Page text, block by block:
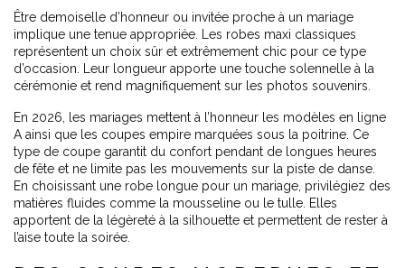
Être demoiselle d’honneur ou invitée proche à un mariage
implique une tenue appropriée. Les robes maxi classiques
représentent un choix sûr et extrêmement chic pour ce type
d’occasion. Leur longueur apporte une touche solennelle à la
cérémonie et rend magnifiquement sur les photos souvenirs.
En 2026, les mariages mettent à l’honneur les modèles en ligne
A ainsi que les coupes empire marquées sous la poitrine. Ce
type de coupe garantit du confort pendant de longues heures
de fête et ne limite pas les mouvements sur la piste de danse.
En choisissant une robe longue pour un mariage, privilégiez des
matières fluides comme la mousseline ou le tulle. Elles
apportent de la légèreté à la silhouette et permettent de rester à
l’aise toute la soirée.